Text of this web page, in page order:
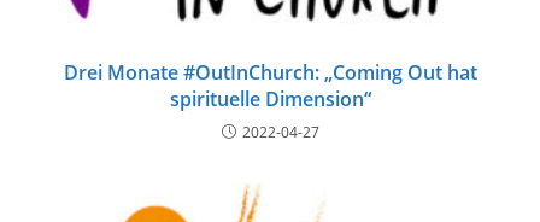
Drei Monate #OutInChurch: „Coming Out hat
spirituelle Dimension“
2022-04-27